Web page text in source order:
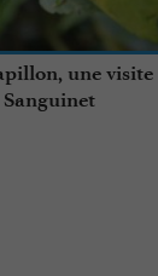
une visite